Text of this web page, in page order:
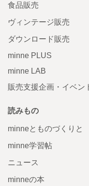
食品販売
ヴィンテージ販売
ダウンロード販売
minne PLUS
minne LAB
販売支援企画・イベン
読みもの
minneとものづくりと
minne学習帖
ニュース
minneの本